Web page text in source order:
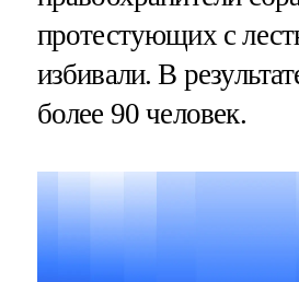
протестующих с
избивали. В
более 90 человек.